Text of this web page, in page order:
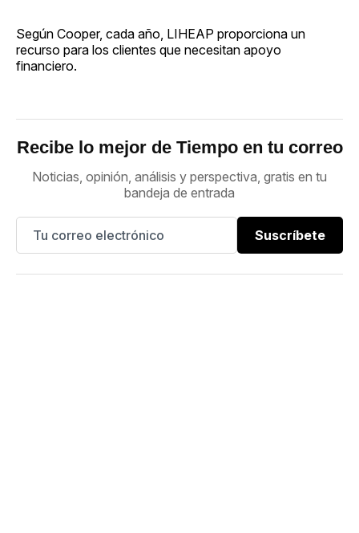
Según Cooper, cada año, LIHEAP proporciona un
recurso para los clientes que necesitan apoyo
financiero.
Recibe lo mejor de Tiempo en tu correo
Noticias, opinión, análisis y perspectiva, gratis en tu
bandeja de entrada
Suscríbete